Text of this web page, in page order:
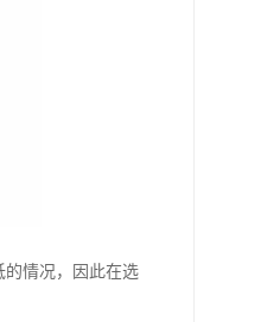
的情况，因此在选